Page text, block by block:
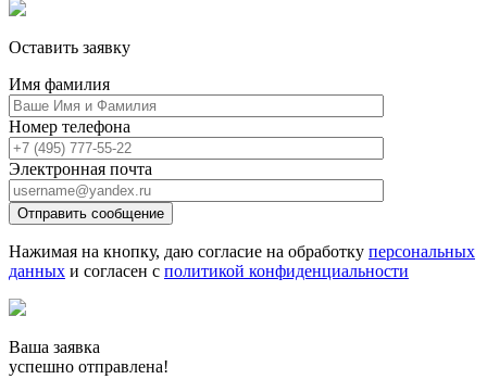
Оставить заявку
Имя фамилия
Номер телефона
Электронная почта
Отправить сообщение
Нажимая на кнопку, даю согласие на обработку персональных
данных и согласен с политикой конфиденциальности
Ваша заявка
успешно отправлена!